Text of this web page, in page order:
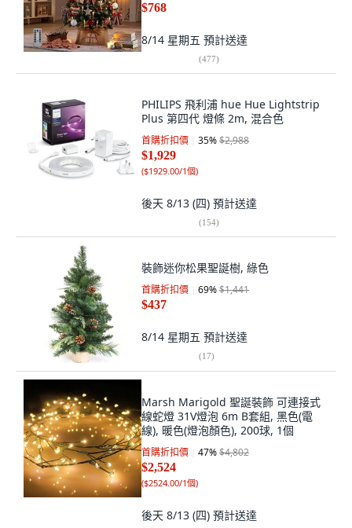
$768
8/14 星期五 預計送達
(477)
PHILIPS 飛利浦 hue Hue Lightstrip
Plus 第四代 燈條 2m, 混合色
首購折扣價 35%$2,988
$1,929
($1929.00/1個)
後天 8/13 (四) 預計送達
(154)
裝飾迷你松果聖誕樹, 綠色
首購折扣價 69%$1,441
$437
8/14 星期五 預計送達
(17)
Marsh Marigold 聖誕裝飾 可連接式
線蛇燈 31V燈泡 6m B套組, 黑色(電
線), 暖色(燈泡顏色), 200球, 1個
首購折扣價 47%$4,802
$2,524
($2524.00/1個)
後天 8/13 (四) 預計送達